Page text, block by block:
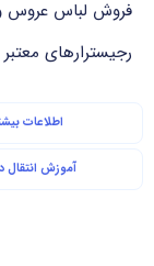
فروش لباس عروس و
رجیسترارهای
اطلاعات
آموزش انتقال